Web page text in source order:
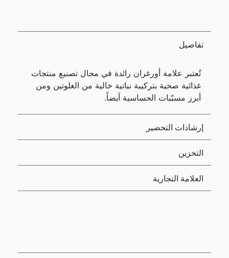
تفاصيل
تُعتبر علامة أورغران رائدة في مجال تصنيع منتجات
غذائية صحية بتركيبة نباتية خالية من الغلوتين ومن
أبرز مسبّبات الحساسية أيضاً.
إرشادات التحضير
التخزين
العلامة التجارية